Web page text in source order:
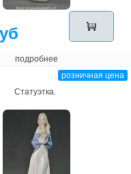
подробнее
розничная цена
Статуэтка.